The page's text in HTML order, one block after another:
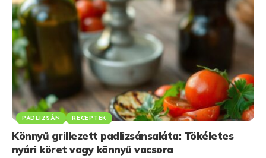
PADLIZSÁN RECEPTEK
Könnyű grillezett padlizsánsaláta: Tökéletes
nyári köret vagy könnyű vacsora